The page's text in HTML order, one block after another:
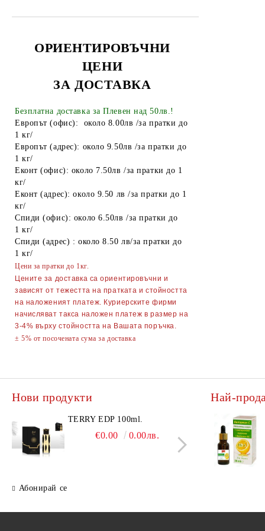
Лепило
Алуминиево фолио
Чували за смет
Найлонови торбички и пликове
Пликове за лед
Спирт
Боя за яйца
Други
ТАБАКЕРИ
Точило за ножове и ножици
Парти Артикули торти тържества
украса
АКСЕСОАРИ ЗА КОСА
Ролки за коса
Фиби, шноли, ластици
МИГЛОИЗВИВАЧКИ
НЕСЕСЕРИ
Ръкавици
ОРИЕНТИРОВЪЧНИ
ЦЕНИ
ЗА ДОСТАВКА
Безплатна доставка за Плевен над 50лв.!
Европът (офис): около 8.00лв /за пратки до
1 кг/
Европът (адрес): около 9.50лв /за пратки до
1 кг/
Еконт (офис): около 7.50лв /за пратки до 1
кг/
Еконт (адрес): около 9.50 лв /за пратки до 1
кг/
Спиди (офис): около 6.50лв /за пратки до
1 кг/
Спиди (адрес) : около 8.50 лв/за пратки до
1 кг/
Цени за пратки до 1кг.
Цените за доставка са ориентировъчни и
зависят от тежестта на пратката и стойността
на наложеният платеж. Куриерските фирми
начисляват такса наложен платеж в размер на
3-4% върху стойността на Вашата поръчка.
± 5% от посочената сума за доставка
Нови продукти
TERRY EDP 100ml.
€0.00 0.00лв.
Абонирай се
Най-